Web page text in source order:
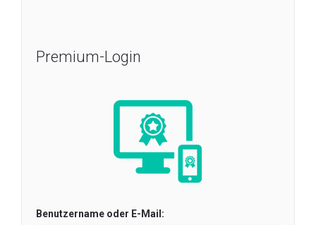
Premium-Login
Benutzername oder E-Mail: